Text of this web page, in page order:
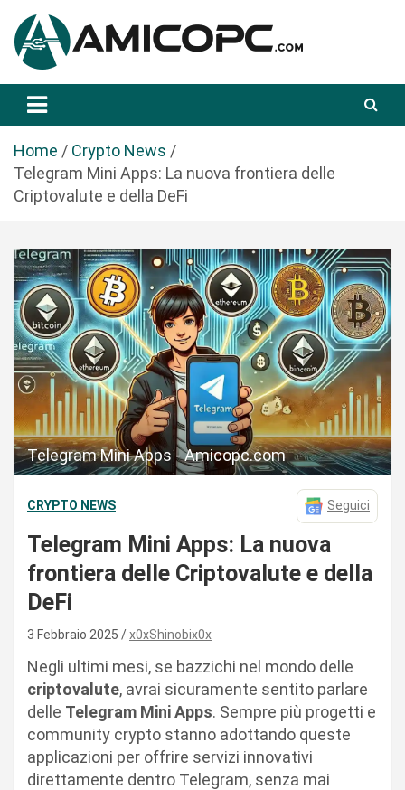
a
Amicopc.com
Home
Crypto News
Telegram Mini Apps: La nuova frontiera delle
Criptovalute e della DeFi
Telegram Mini Apps - Amicopc.com
CRYPTO NEWS Seguici
Telegram Mini Apps: La nuova
frontiera delle Criptovalute e della
DeFi
3 Febbraio 2025 x0xShinobix0x
Negli ultimi mesi, se bazzichi nel mondo delle
criptovalute, avrai sicuramente sentito parlare
delle Telegram Mini Apps. Sempre più progetti e
community crypto stanno adottando queste
applicazioni per offrire servizi innovativi
direttamente dentro Telegram, senza mai